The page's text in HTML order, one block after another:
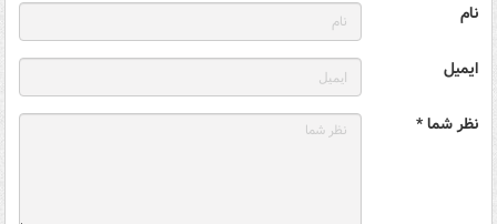
نام
ایمیل
نظر شما *